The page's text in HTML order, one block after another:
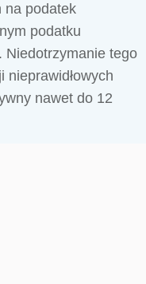
na podatek
podatku
Niedotrzymanie tego
nieprawidłowych
nawet do 12